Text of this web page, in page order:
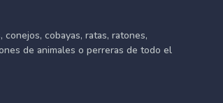
cobayas, ratas, ratones,
de animales o perreras de todo el